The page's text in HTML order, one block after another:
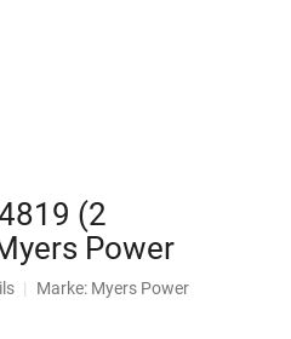
(2
Power
Marke: Myers Power